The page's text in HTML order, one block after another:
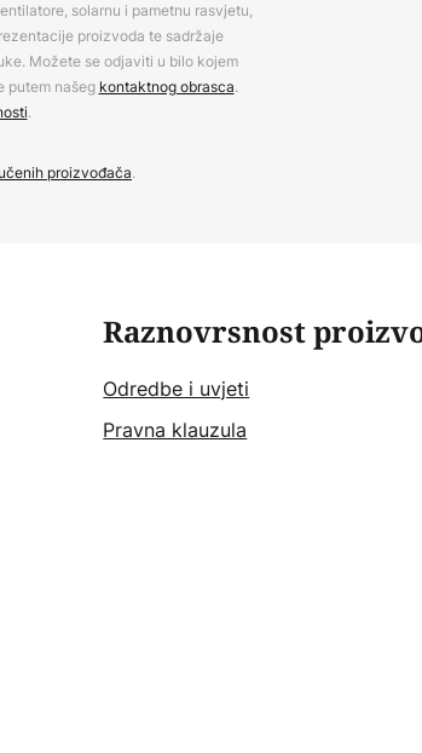
solarnu i pametnu rasvjetu,
proizvoda te sadržaje
Možete se odjaviti u bilo kojem
putem našeg kontaktnog obrasca.
.
proizvođača.
Raznovrsnost
Odredbe i uvjeti
Pravna klauzula